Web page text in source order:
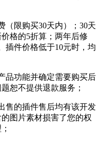
（限购买30天内）；30天
格的5折算；两年后修
插件价格低于10元时，均
品功能并确定需要购买后
恕不提供退款服务；
售的插件售后均有该开发
图片素材损害了您的权